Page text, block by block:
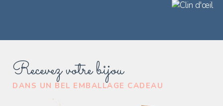
Recevez votre bijou
DANS UN BEL EMBALLAGE CADEAU